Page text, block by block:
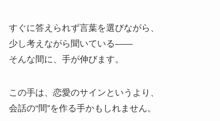
すぐに答えられず言葉を選びながら、
少し考えながら聞いている——
そんな間に、手が伸びます。
この手は、恋愛のサインというより、
会話の“間”を作る手かもしれません。